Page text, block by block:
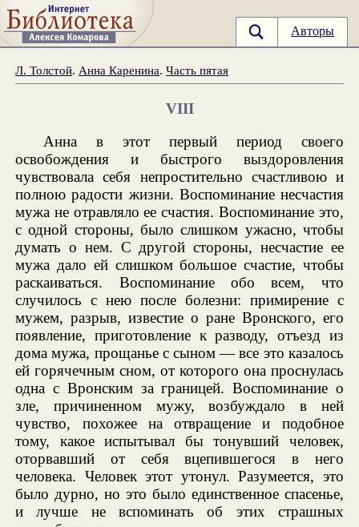
Авторы
Л. Толстой. Анна Каренина.Часть пятая
VIII
Анна в этот первый период своего
освобождения и быстрого выздоровления
чувствовала себя непростительно счастливою и
полною радости жизни. Воспоминание несчастия
мужа не отравляло ее счастия. Воспоминание это,
с одной стороны, было слишком ужасно, чтобы
думать о нем. С другой стороны, несчастие ее
мужа дало ей слишком большое счастие, чтобы
раскаиваться. Воспоминание обо всем, что
случилось с нею после болезни: примирение с
мужем, разрыв, известие о ране Вронского, его
появление, приготовление к разводу, отъезд из
дома мужа, прощанье с сыном — все это казалось
ей горячечным сном, от которого она проснулась
одна с Вронским за границей. Воспоминание о
зле, причиненном мужу, возбуждало в ней
чувство, похожее на отвращение и подобное
тому, какое испытывал бы тонувший человек,
оторвавший от себя вцепившегося в него
человека. Человек этот утонул. Разумеется, это
было дурно, но это было единственное спасенье,
и лучше не вспоминать об этих страшных